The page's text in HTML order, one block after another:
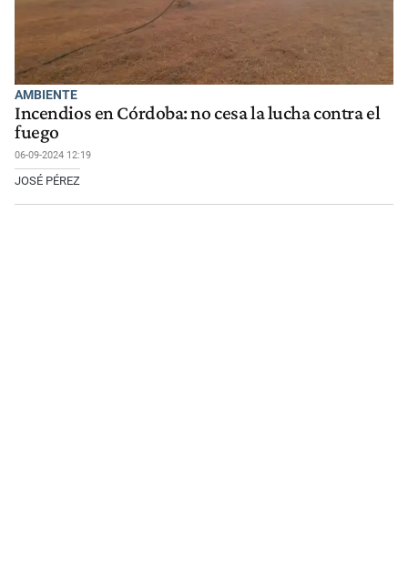
AMBIENTE
Incendios en Córdoba: no cesa la lucha contra el
fuego
06-09-2024 12:19
JOSÉ PÉREZ